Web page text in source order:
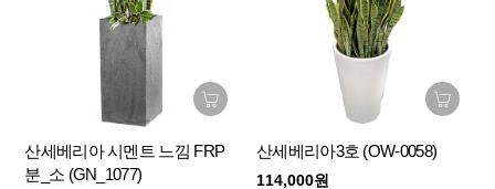
산세베리아 시멘트 느낌 FRP
분_소 (GN_1077)
산세베리아3호 (OW-0058)
114,000원